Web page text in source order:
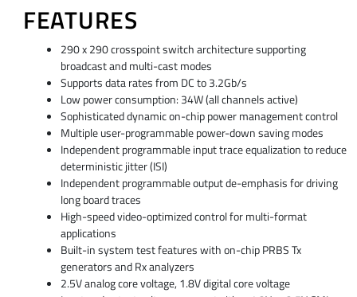
FEATURES
290 x 290 crosspoint switch architecture supporting
broadcast and multi-cast modes
Supports data rates from DC to 3.2Gb/s
Low power consumption: 34W (all channels active)
Sophisticated dynamic on-chip power management control
Multiple user-programmable power-down saving modes
Independent programmable input trace equalization to reduce
deterministic jitter (ISI)
Independent programmable output de-emphasis for driving
long board traces
High-speed video-optimized control for multi-format
applications
Built-in system test features with on-chip PRBS Tx
generators and Rx analyzers
2.5V analog core voltage, 1.8V digital core voltage